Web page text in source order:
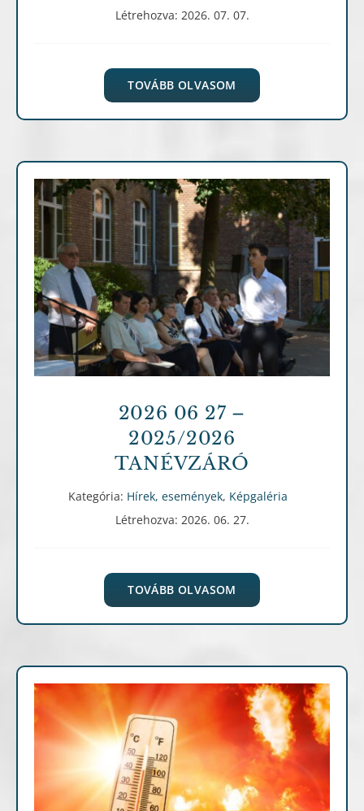
Létrehozva: 2026. 07. 07.
TOVÁBB OLVASOM
Hírek, események Képgaléria
2026 06 27 –
2025/2026
TANÉVZÁRÓ
Kategória: Hírek, események, Képgaléria
Létrehozva: 2026. 06. 27.
TOVÁBB OLVASOM
Fontosabb információk Hírek, események